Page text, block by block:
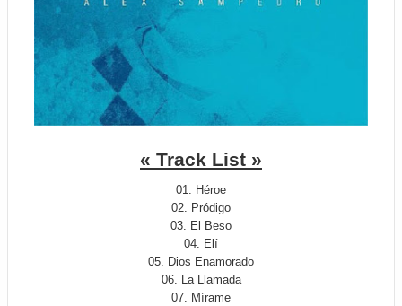
« Track List »
01. Héroe
02. Pródigo
03. El Beso
04. Elí
05. Dios Enamorado
06. La Llamada
07. Mírame